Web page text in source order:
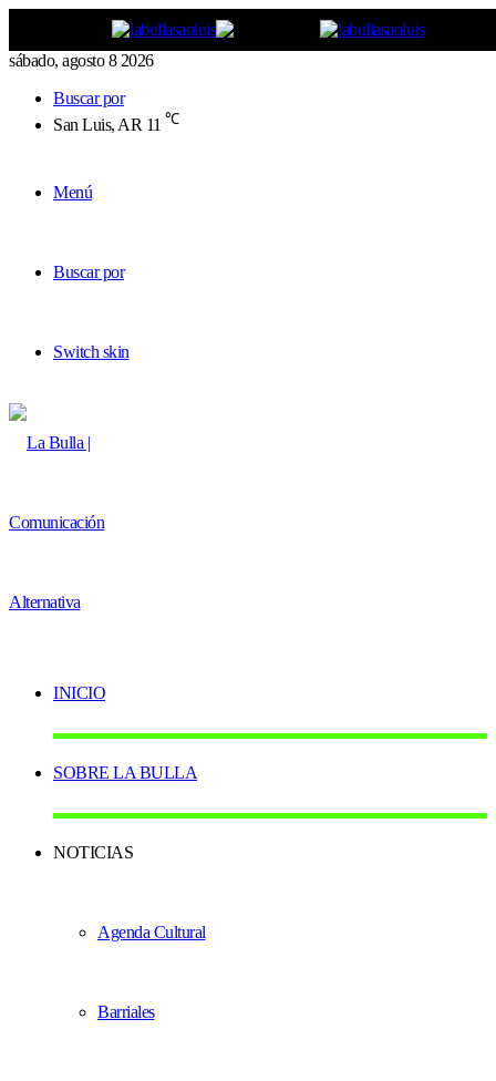
sábado, agosto 8 2026
Buscar por
San Luis, AR 11 ℃
Menú
Buscar por
Switch skin
INICIO
SOBRE LA BULLA
NOTICIAS
Agenda Cultural
Barriales